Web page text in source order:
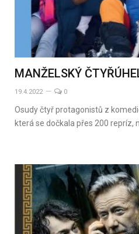
MANŽELSKÝ
19.4.2022 0
Osudy čtyř protagonistů z
která se dočkala přes 200 repríz,